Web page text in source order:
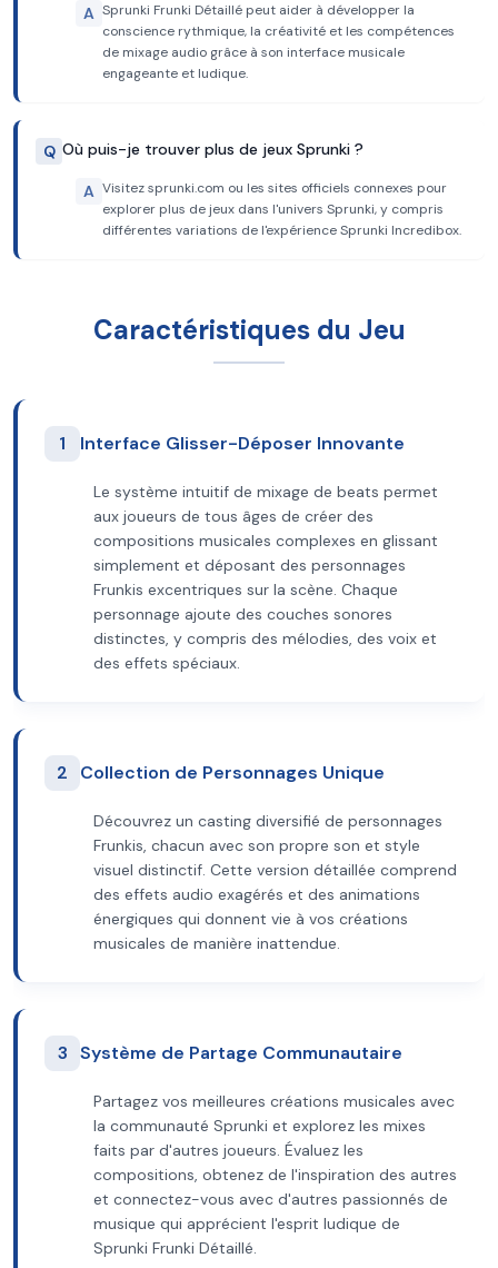
A Sprunki Frunki Détaillé peut aider à développer la
conscience rythmique, la créativité et les compétences
de mixage audio grâce à son interface musicale
engageante et ludique.
Q Où puis-je trouver plus de jeux Sprunki ?
A Visitez sprunki.com ou les sites officiels connexes pour
explorer plus de jeux dans l'univers Sprunki, y compris
différentes variations de l'expérience Sprunki Incredibox.
Caractéristiques du Jeu
1 Interface Glisser-Déposer Innovante
Le système intuitif de mixage de beats permet
aux joueurs de tous âges de créer des
compositions musicales complexes en glissant
simplement et déposant des personnages
Frunkis excentriques sur la scène. Chaque
personnage ajoute des couches sonores
distinctes, y compris des mélodies, des voix et
des effets spéciaux.
2 Collection de Personnages Unique
Découvrez un casting diversifié de personnages
Frunkis, chacun avec son propre son et style
visuel distinctif. Cette version détaillée comprend
des effets audio exagérés et des animations
énergiques qui donnent vie à vos créations
musicales de manière inattendue.
3 Système de Partage Communautaire
Partagez vos meilleures créations musicales avec
la communauté Sprunki et explorez les mixes
faits par d'autres joueurs. Évaluez les
compositions, obtenez de l'inspiration des autres
et connectez-vous avec d'autres passionnés de
musique qui apprécient l'esprit ludique de
Sprunki Frunki Détaillé.